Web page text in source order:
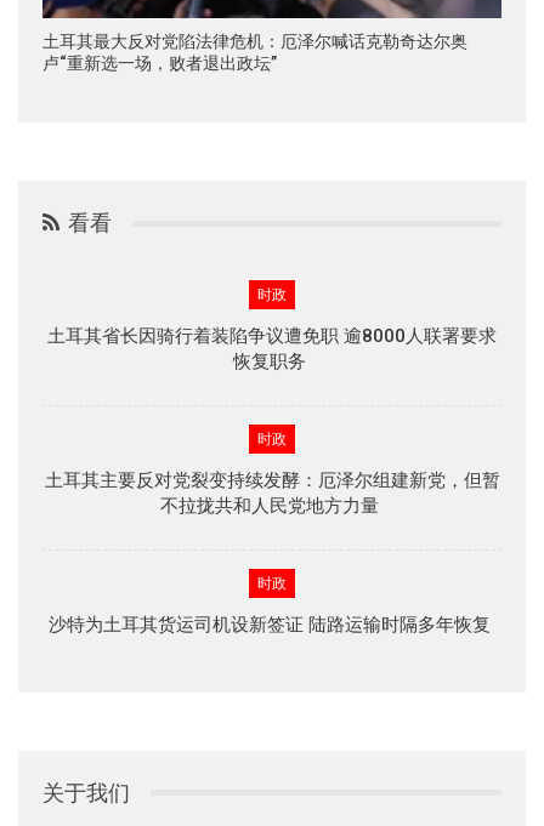
土耳其最大反对党陷法律危机：厄泽尔喊话克勒奇达尔奥
卢“重新选一场，败者退出政坛”
看看
时政
土耳其省长因骑行着装陷争议遭免职 逾8000人联署要求
恢复职务
时政
土耳其主要反对党裂变持续发酵：厄泽尔组建新党，但暂
不拉拢共和人民党地方力量
时政
沙特为土耳其货运司机设新签证 陆路运输时隔多年恢复
关于我们